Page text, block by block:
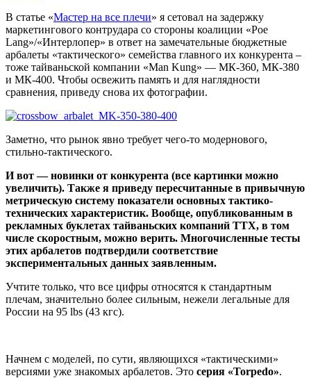
В статье «Мастер на все плечи» я сетовал на задержку
маркетингового контрудара со стороны коалиции «Poe
Lang»/«Интерлопер» в ответ на замечательные бюджетные
арбалеты «тактического» семейства главного их конкурента –
тоже тайваньской компании «Man Kung» — МК-360, МК-380
и МК-400. Чтобы освежить память и для наглядности
сравнения, приведу снова их фотографии.
Заметно, что рынок явно требует чего-то модернового,
стильно-тактического.
И вот — новинки от конкурента (все картинки можно
увеличить). Также я приведу пересчитанные в привычную
метрическую систему показатели основных тактико-
технических характеристик. Вообще, опубликованным в
рекламных буклетах тайваньских компаний ТТХ, в том
числе скоростным, можно верить. Многочисленные тесты
этих арбалетов подтвердили соответствие
экспериментальных данных заявленным.
Учтите только, что все цифры относятся к стандартным
плечам, значительно более сильным, нежели легальные для
России на 95 lbs (43 кгс).
Начнем с моделей, по сути, являющихся «тактическими»
версиями уже знакомых арбалетов. Это серия «Torpedo».